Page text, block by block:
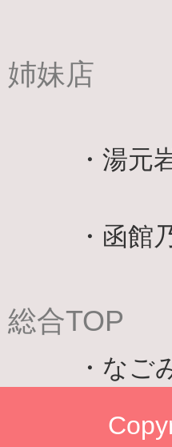
姉妹店
・ 湯元
・ 函館
総合TOP
・ なご